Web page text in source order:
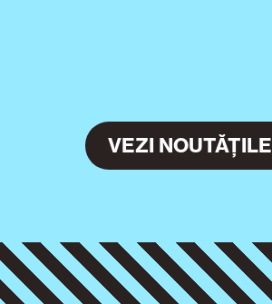
VEZI NOUTĂȚILE